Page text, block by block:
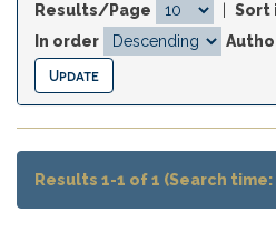
Results/Page
Sort
In order
Results 1-1 of 1 (Search